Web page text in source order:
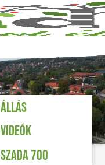
ÁLLÁS
VIDEÓK
SZADA 700